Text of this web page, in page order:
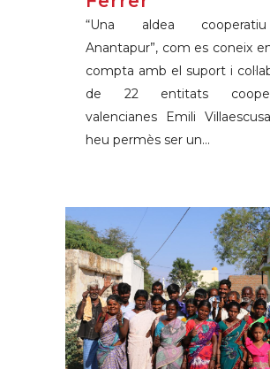
“Una aldea
Anantapur”, com es coneix
compta amb el suport i
de 22 entitats
valencianes Emili
heu permès ser un...